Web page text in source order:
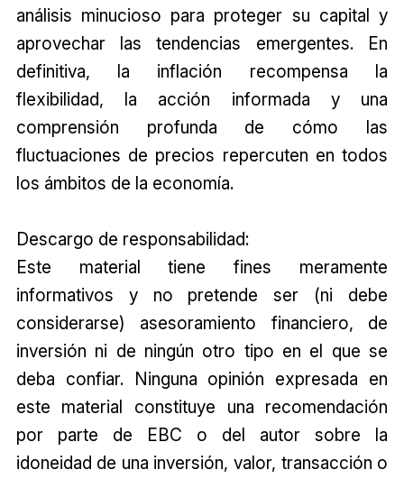
análisis minucioso para proteger su capital y
aprovechar las tendencias emergentes. En
definitiva, la inflación recompensa la
flexibilidad, la acción informada y una
comprensión profunda de cómo las
fluctuaciones de precios repercuten en todos
los ámbitos de la economía.
Descargo de responsabilidad:
Este material tiene fines meramente
informativos y no pretende ser (ni debe
considerarse) asesoramiento financiero, de
inversión ni de ningún otro tipo en el que se
deba confiar. Ninguna opinión expresada en
este material constituye una recomendación
por parte de EBC o del autor sobre la
idoneidad de una inversión, valor, transacción o